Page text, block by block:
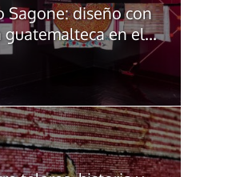
Sagone: diseño con
guatemalteca en el...